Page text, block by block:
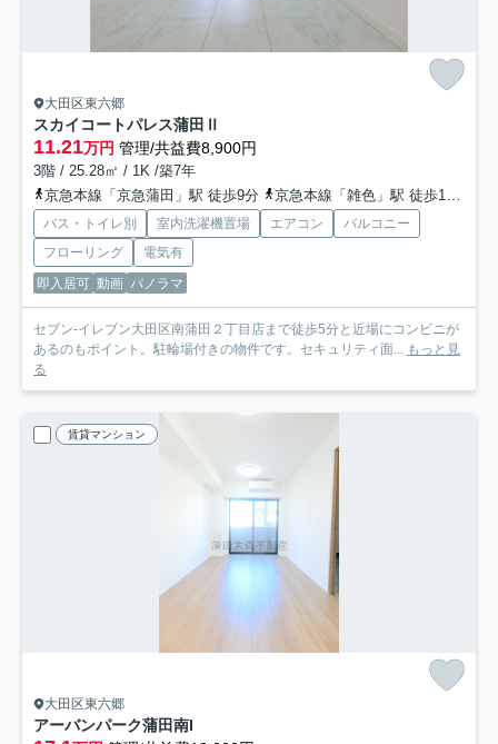
大田区東六郷
スカイコートパレス蒲田Ⅱ
11.21万円 管理/共益費8,900円
3階 / 25.28㎡ / 1K /築7年
京急本線「京急蒲田」駅 徒歩9分
京急本線「雑色」駅 徒歩11分
バス・トイレ別 室内洗濯機置場 エアコン
バルコニー
フローリング
電気有
即入居可 動画 パノラマ
セブン-イレブン大田区南蒲田２丁目店まで徒歩5分と近場にコンビニが
あるのもポイント。駐輪場付きの物件です。セキュリティ面... もっと見
る
賃貸マンション
大田区東六郷
アーバンパーク蒲田南I